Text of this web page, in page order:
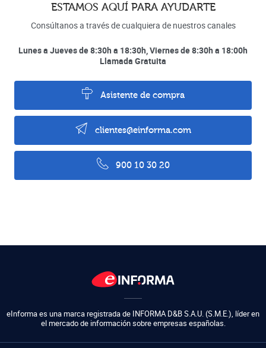
ESTAMOS AQUÍ PARA AYUDARTE
Consúltanos a través de cualquiera de nuestros canales
Lunes a Jueves de 8:30h a 18:30h, Viernes de 8:30h a 18:00h
Llamada Gratuita
Asistente de compra
clientes@einforma.com
900 10 30 20
eInforma es una marca registrada de INFORMA D&B S.A.U. (S.M.E.), líder en
el mercado de información sobre empresas españolas.